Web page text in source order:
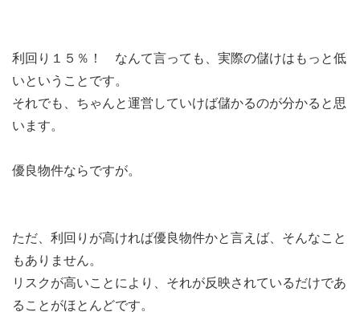
利回り１５％！ なんて言っても、実際の儲けはもっと低
いということです。
それでも、ちゃんと運営していけば儲かるのが分かると思
います。
優良物件ならですが。
ただ、利回りが高ければ優良物件かと言えば、そんなこと
もありません。
リスクが高いことにより、それが反映されているだけであ
ることがほとんどです。